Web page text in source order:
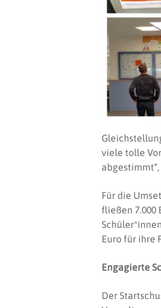
viele tolle
Für die
fließen 7.000
Euro für ihre
Engagierte
Der